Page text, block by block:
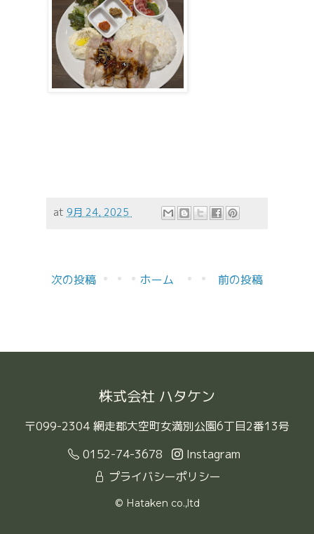
at 9月 24, 2025
次の投稿 前の投稿
ホーム
株式会社 ハタケン
〒099-2304 網走郡大空町女満別公園6丁目2番13号
0152-74-3678
Instagram
プライバシーポリシー
© Hataken co.,ltd